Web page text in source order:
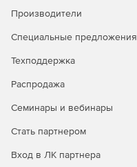
Производители
Специальные предложения
Техподдержка
Распродажа
Семинары и вебинары
Стать партнером
Вход в ЛК партнера